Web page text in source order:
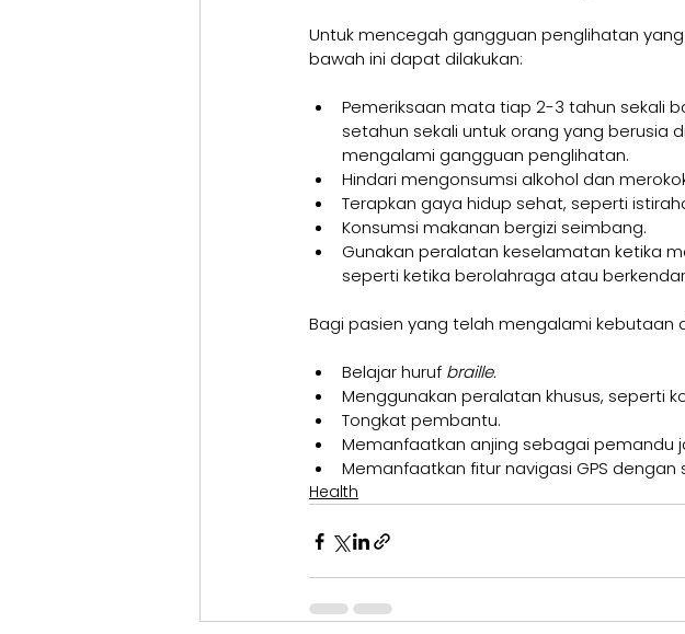
Untuk mencegah gangguan penglihatan
bawah ini dapat dilakukan:
Pemeriksaan mata tiap 2-3 tahun sekali
setahun sekali untuk orang yang berusia
mengalami gangguan penglihatan.
Hindari mengonsumsi alkohol dan
Terapkan gaya hidup sehat, seperti
Konsumsi makanan bergizi seimbang.
Gunakan peralatan keselamatan ketika
seperti ketika berolahraga atau
Bagi pasien yang telah mengalami
Belajar huruf braille.
Menggunakan peralatan khusus, seperti
Tongkat pembantu.
Memanfaatkan anjing sebagai pemandu
Memanfaatkan fitur navigasi GPS dengan
Health